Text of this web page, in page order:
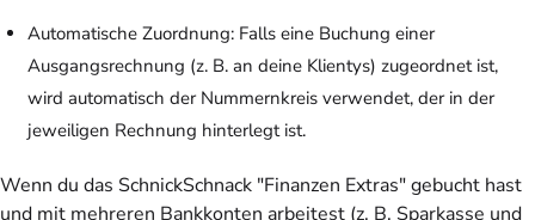
Automatische Zuordnung: Falls eine Buchung einer
Ausgangsrechnung (z. B. an deine Klientys) zugeordnet ist,
wird automatisch der Nummernkreis verwendet, der in der
jeweiligen Rechnung hinterlegt ist.
Wenn du das SchnickSchnack "Finanzen Extras" gebucht hast
und mit mehreren Bankkonten arbeitest (z. B. Sparkasse und